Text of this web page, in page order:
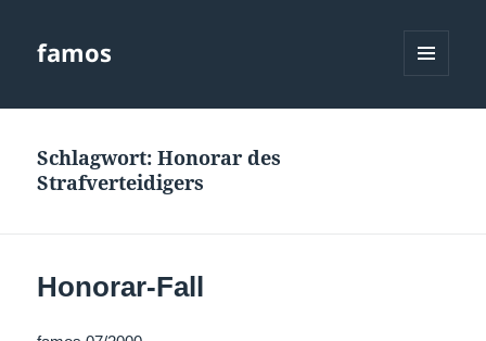
famos
Schlagwort:Honorar des
Strafverteidigers
Honorar-Fall